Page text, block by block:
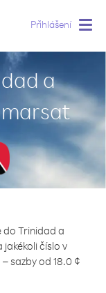
Přihlášení
a
do Trinidad a
jakékoli číslo v
sazby od 18.0 ¢